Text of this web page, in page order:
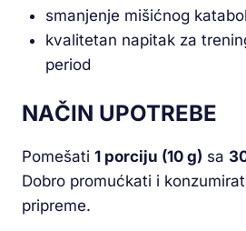
smanjenje mišićnog
kvalitetan napitak za
period
NAČIN UPOTREBE
Pomešati 1 porciju (10 g) sa
Dobro promućkati i
pripreme.